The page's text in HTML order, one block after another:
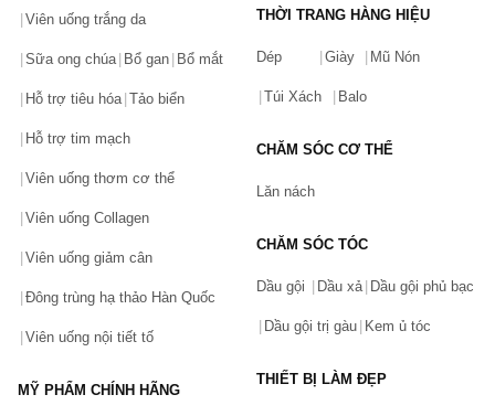
hương vị cafe Việt tới các quốc gia khác trên toàn thế giới. Các
sản phẩm Nestle cà phê được yêu thích là:
NesCafe
Cafe Việt
Bên cạnh các sản phẩm dinh dưỡng thông dụng thì kem Nestle
cũng là sản phẩm được nhiều người trẻ em và người lớn trên
toàn thế giới đón nhận. Không chỉ là các dòng kem bổ dưỡng, độ
ngọt thanh mát mà còn có rất đa dạng về hương vị. Bạn có thể
điểm bán khắp cả nước. Một trong những dòng kem Nestle được
Kem cây Kitkat
Viên uống trắng da
Sữa ong chúa Bổ gan Bổ mắt
Hỗ trợ tiêu hóa Tảo biển
Hỗ trợ tim mạch
Viên uống thơm cơ thể
Viên uống Collagen
Viên uống giảm cân
Đông trùng hạ thảo Hàn Quốc
Viên uống nội tiết tố
MỸ PHẨM CHÍNH HÃNG
THỜI TRANG HÀNG HIỆU
Dép Giày Mũ Nón
Túi Xách Balo
CHĂM SÓC CƠ THỂ
Lăn nách
CHĂM SÓC TÓC
Dầu gội Dầu xả Dầu gội phủ bạc
Dầu gội trị gàu Kem ủ tóc
THIẾT BỊ LÀM ĐẸP